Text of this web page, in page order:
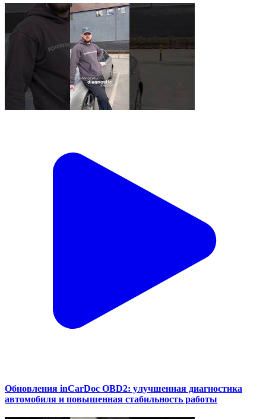
Обновления inCarDoc OBD2: улучшенная диагностика
автомобиля и повышенная стабильность работы